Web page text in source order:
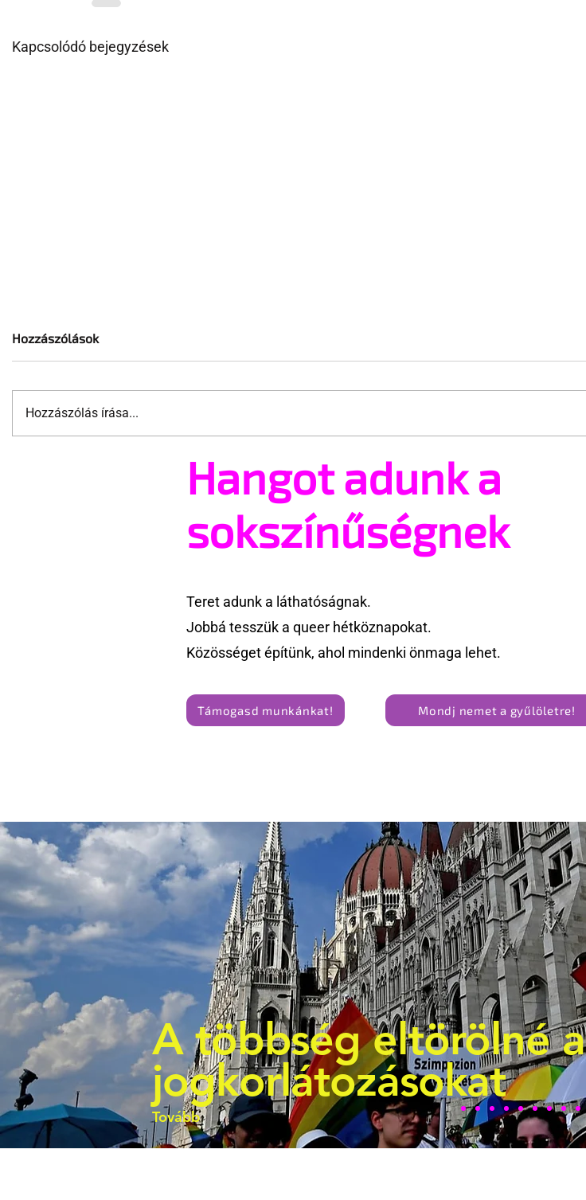
Kapcsolódó bejegyzések
Terrortámadás árnyékában
tartják az idei WorldPride-ot
A London Trans+ Pride
szervezője nem volt hajlandó
ünnepségnek nevezni az
eseményt- a BBC ezért
törölte vele az interjút
Hozzászólások
Hozzászólás írása...
Hangot adunk a
sokszínűségnek
Teret adunk a láthatóságnak.
Jobbá tesszük a queer hétköznapokat.
Közösséget építünk, ahol mindenki önmaga lehet.
Támogasd munkánkat! Mondj nemet a gyűlöletre!
A többség eltörölné a
jogkorlátozásokat
Tovább